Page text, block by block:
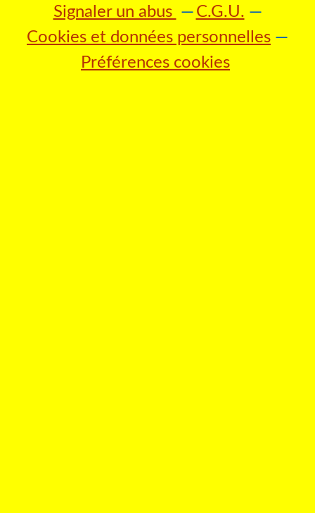
Signaler un abus
C.G.U.
Cookies et données personnelles
Préférences cookies